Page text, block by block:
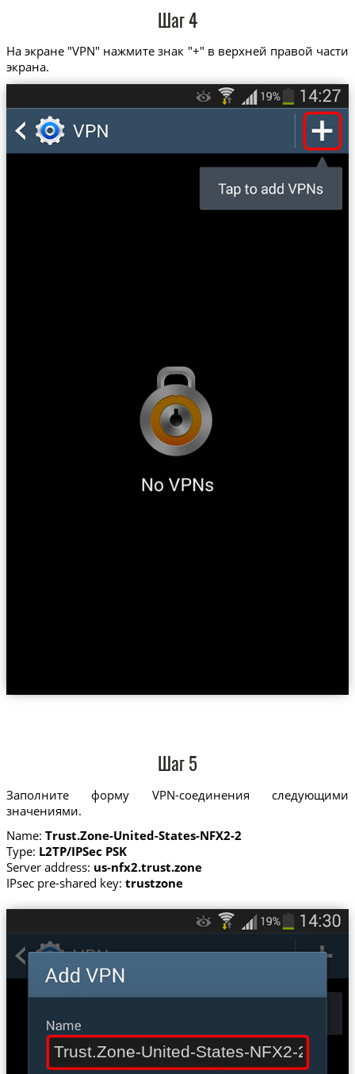
Шаг 4
На экране "VPN" нажмите знак "+" в верхней правой части
экрана.
Шаг 5
Заполните форму VPN-соединения следующими
значениями.
Name: Trust.Zone-United-States-NFX2-2
Type: L2TP/IPSec PSK
Server address: us-nfx2.trust.zone
IPsec pre-shared key: trustzone
Trust.Zone-United-States-NFX2-2